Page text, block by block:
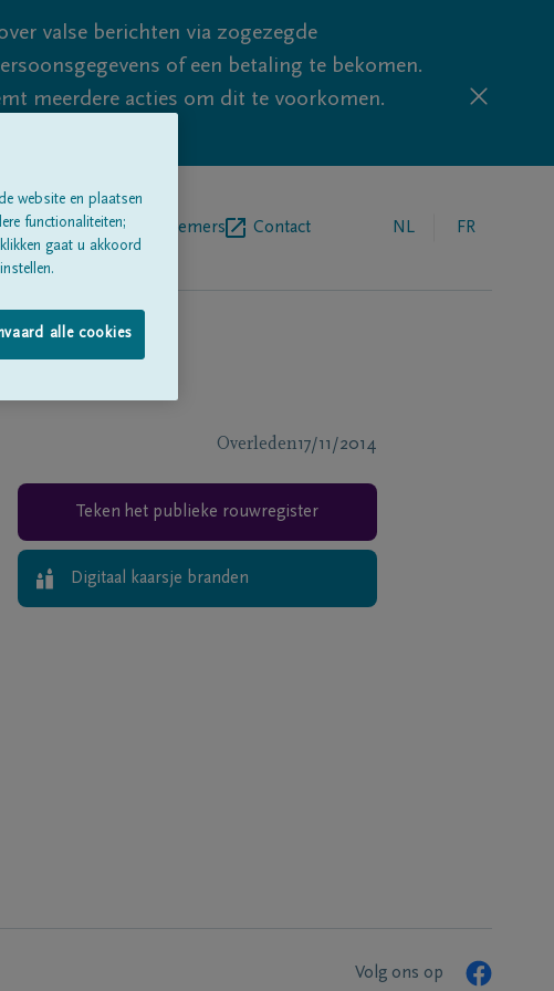
valse berichten via zogezegde
of een betaling te bekomen.
meerdere acties om dit te voorkomen.
onsBegrafenisondernemers Contact NL FR
Overleden17/11/2014
Teken het publieke rouwregister
Digitaal kaarsje branden
Volg ons op
website en plaatsen
functionaliteiten;
gaat u akkoord
alle cookies